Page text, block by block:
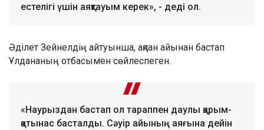
естелігі үшін аяқтауым керек», - деді ол.
Әділет Зейнелдің айтуынша, ақпан айынан бастап
Ұлдананың отбасымен сөйлеспеген.
«Наурыздан бастап ол тараппен даулы қарым-
қатынас басталды. Сәуір айының аяғына дейін